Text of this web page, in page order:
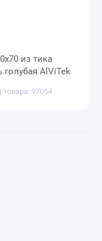
пухоперовая смесь голубая AlViTek
товара: 97054